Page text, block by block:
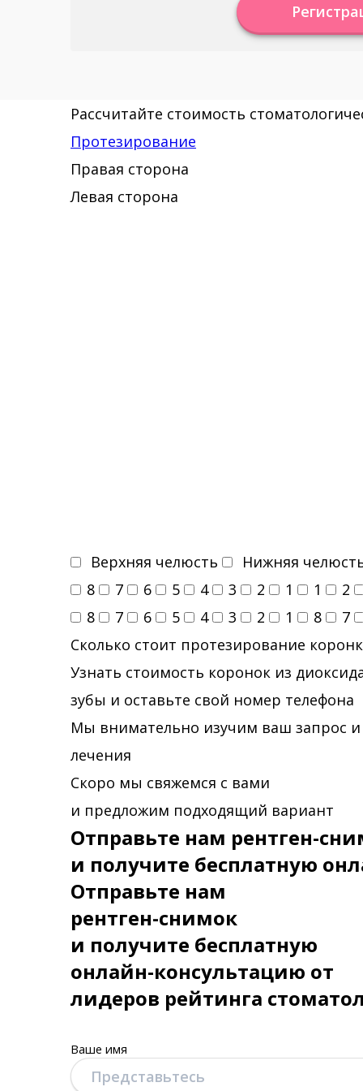
Рассчитайте стоимость
Протезирование
Правая сторона
Левая сторона
Верхняя челюсть
Нижняя
8
7 6 5 4 3 2 1 1
2
8
7 6 5 4 3 2 1 8
7
Сколько стоит протезирование
Узнать стоимость коронок из
зубы и оставьте свой номер телефона
Мы внимательно изучим ваш запрос
лечения
Скоро мы свяжемся с вами
и предложим подходящий вариант
Отправьте нам рентген-
и получите бесплатную
Отправьте нам
рентген-снимок
и получите бесплатную
онлайн-консультацию от
лидеров рейтинга
Ваше имя